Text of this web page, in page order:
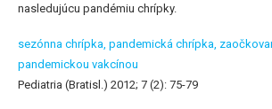
nasledujúcu pandémiu chrípky.
sezónna chrípka, pandemická chrípka,
pandemickou vakcínou
Pediatria (Bratisl.) 2012; 7 (2): 75-79